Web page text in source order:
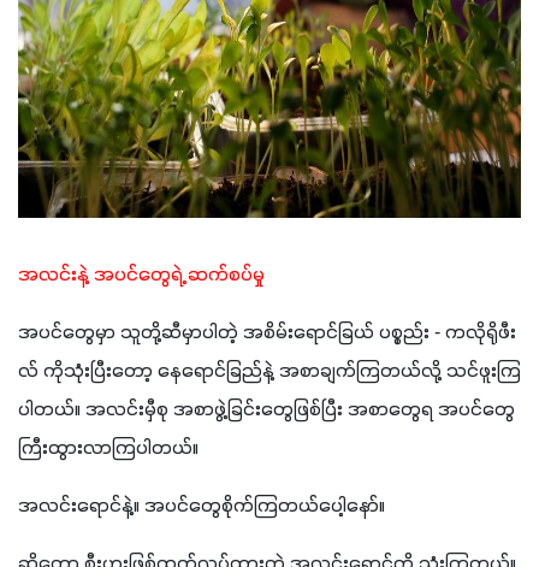
အလင်းနဲ့ အပင်တွေရဲ့ ဆက်စပ်မှု
အပင်တွေမှာ သူတို့ဆီမှာပါတဲ့ အစိမ်းရောင်ခြယ် ပစ္စည်း - ကလိုရိုဖီး
လ် ကိုသုံးပြီးတော့ နေရောင်ခြည်နဲ့ အစာချက်ကြတယ်လို့ သင်ဖူးကြ
ပါတယ်။ အလင်းမှီစု အစာဖွဲ့ခြင်းတွေဖြစ်ပြီး အစာတွေရ အပင်တွေ
ကြီးထွားလာကြပါတယ်။
အလင်းရောင်နဲ့။ အပင်တွေစိုက်ကြတယ်ပေါ့နော်။